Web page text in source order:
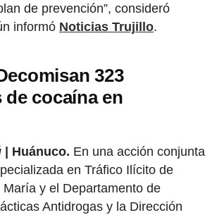
de prevención”, consideró
informó Noticias Trujillo.
323
cocaína en
| Huánuco. En una acción conjunta
en Tráfico Ilícito de
María y el Departamento de
Antidrogas y la Dirección